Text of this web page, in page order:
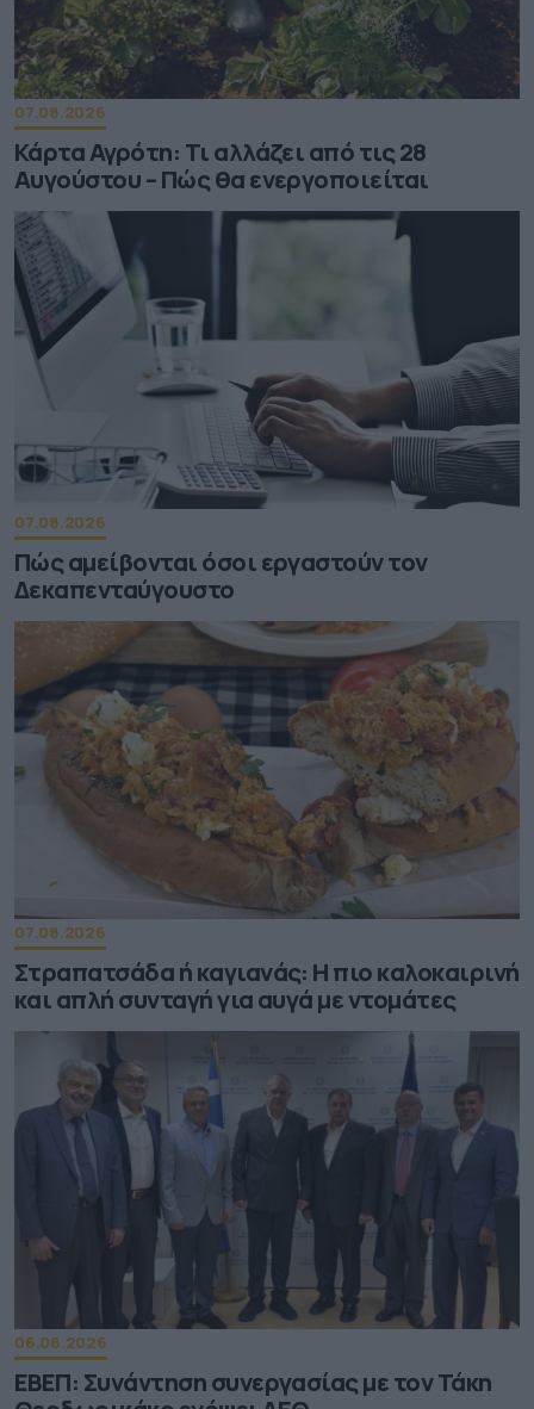
07.08.2026
Κάρτα Αγρότη: Τι αλλάζει από τις 28
Αυγούστου – Πώς θα ενεργοποιείται
07.08.2026
Πώς αμείβονται όσοι εργαστούν τον
Δεκαπενταύγουστο
07.08.2026
Στραπατσάδα ή καγιανάς: Η πιο καλοκαιρινή
και απλή συνταγή για αυγά με ντομάτες
06.08.2026
ΕΒΕΠ: Συνάντηση συνεργασίας με τον Τάκη